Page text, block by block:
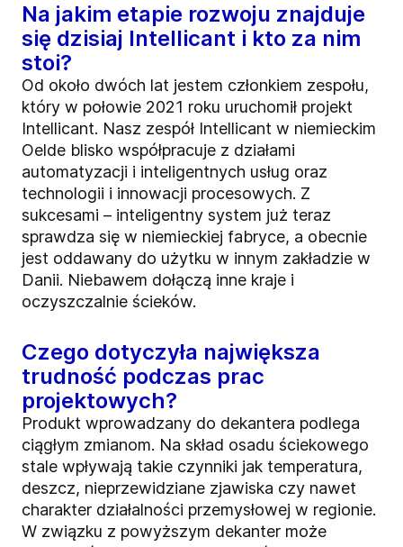
Na jakim etapie rozwoju znajduje
się dzisiaj Intellicant i kto za nim
stoi?
Od około dwóch lat jestem członkiem zespołu,
który w połowie 2021 roku uruchomił projekt
Intellicant. Nasz zespół Intellicant w niemieckim
Oelde blisko współpracuje z działami
automatyzacji i inteligentnych usług oraz
technologii i innowacji procesowych. Z
sukcesami – inteligentny system już teraz
sprawdza się w niemieckiej fabryce, a obecnie
jest oddawany do użytku w innym zakładzie w
Danii. Niebawem dołączą inne kraje i
oczyszczalnie ścieków.
Czego dotyczyła największa
trudność podczas prac
projektowych?
Produkt wprowadzany do dekantera podlega
ciągłym zmianom. Na skład osadu ściekowego
stale wpływają takie czynniki jak temperatura,
deszcz, nieprzewidziane zjawiska czy nawet
charakter działalności przemysłowej w regionie.
W związku z powyższym dekanter może